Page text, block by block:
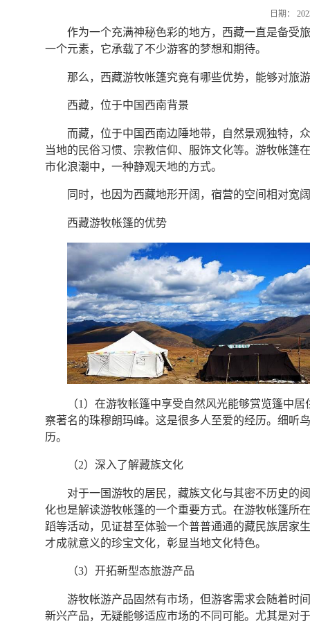
日期：
作为一个充满神秘色彩的地方，西藏一直是备受
一个元素，它承载了不少游客的梦想和期待。
那么，西藏游牧帐篷究竟有哪些优势，能够对旅
西藏，位于中国西南背景
而藏，位于中国西南边陲地带，自然景观独特，
当地的民俗习惯、宗教信仰、服饰文化等。游牧帐篷
市化浪潮中，一种静观天地的方式。
同时，也因为西藏地形开阔，宿营的空间相对宽
西藏游牧帐篷的优势
（1）在游牧帐篷中享受自然风光能够赏览篷中
察著名的珠穆朗玛峰。这是很多人至爱的经历。细听
历。
（2）深入了解藏族文化
对于一国游牧的居民，藏族文化与其密不历史的
化也是解读游牧帐篷的一个重要方式。在游牧帐篷所
蹈等活动，见证甚至体验一个普普通通的藏民族居家
才成就意义的珍宝文化，彰显当地文化特色。
（3）开拓新型态旅游产品
游牧帐游产品固然有市场，但游客需求会随着时
新兴产品，无疑能够适应市场的不同可能。尤其是对